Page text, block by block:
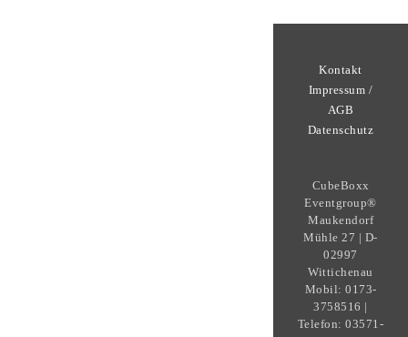
Kontakt
Impressum /
AGB
Datenschutz
CubeBoxx
Eventgroup®
Maukendorf
Mühle 27 | D-
02997
Wittichenau
Mobil: 0173-
3758516 |
Telefon: 03571-